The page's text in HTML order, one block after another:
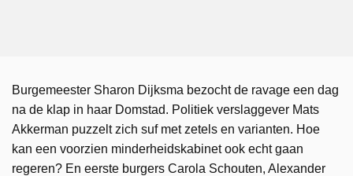
Burgemeester Sharon Dijksma bezocht de ravage een dag
na de klap in haar Domstad. Politiek verslaggever Mats
Akkerman puzzelt zich suf met zetels en varianten. Hoe
kan een voorzien minderheidskabinet ook echt gaan
regeren? En eerste burgers Carola Schouten, Alexander